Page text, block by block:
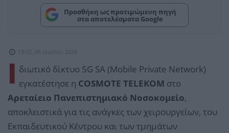
Προσθήκη ως προτιμώμενη πηγή
στα αποτελέσματα Google
13:02, 06 Ιουλίου 2026
διωτικό δίκτυο 5G SA (Mobile Private Network)
εγκατέστησε η COSMOTE TELEKOM στο
Αρεταίειο Πανεπιστημιακό Νοσοκομείο,
αποκλειστικά για τις ανάγκες των χειρουργείων, του
Εκπαιδευτικού Κέντρου και των τμημάτων